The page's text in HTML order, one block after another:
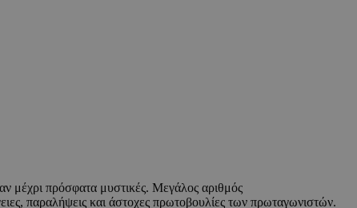
μέχρι πρόσφατα μυστικές. Μεγάλος αριθμός
παραλήψεις και άστοχες πρωτοβουλίες των πρωταγωνιστών.